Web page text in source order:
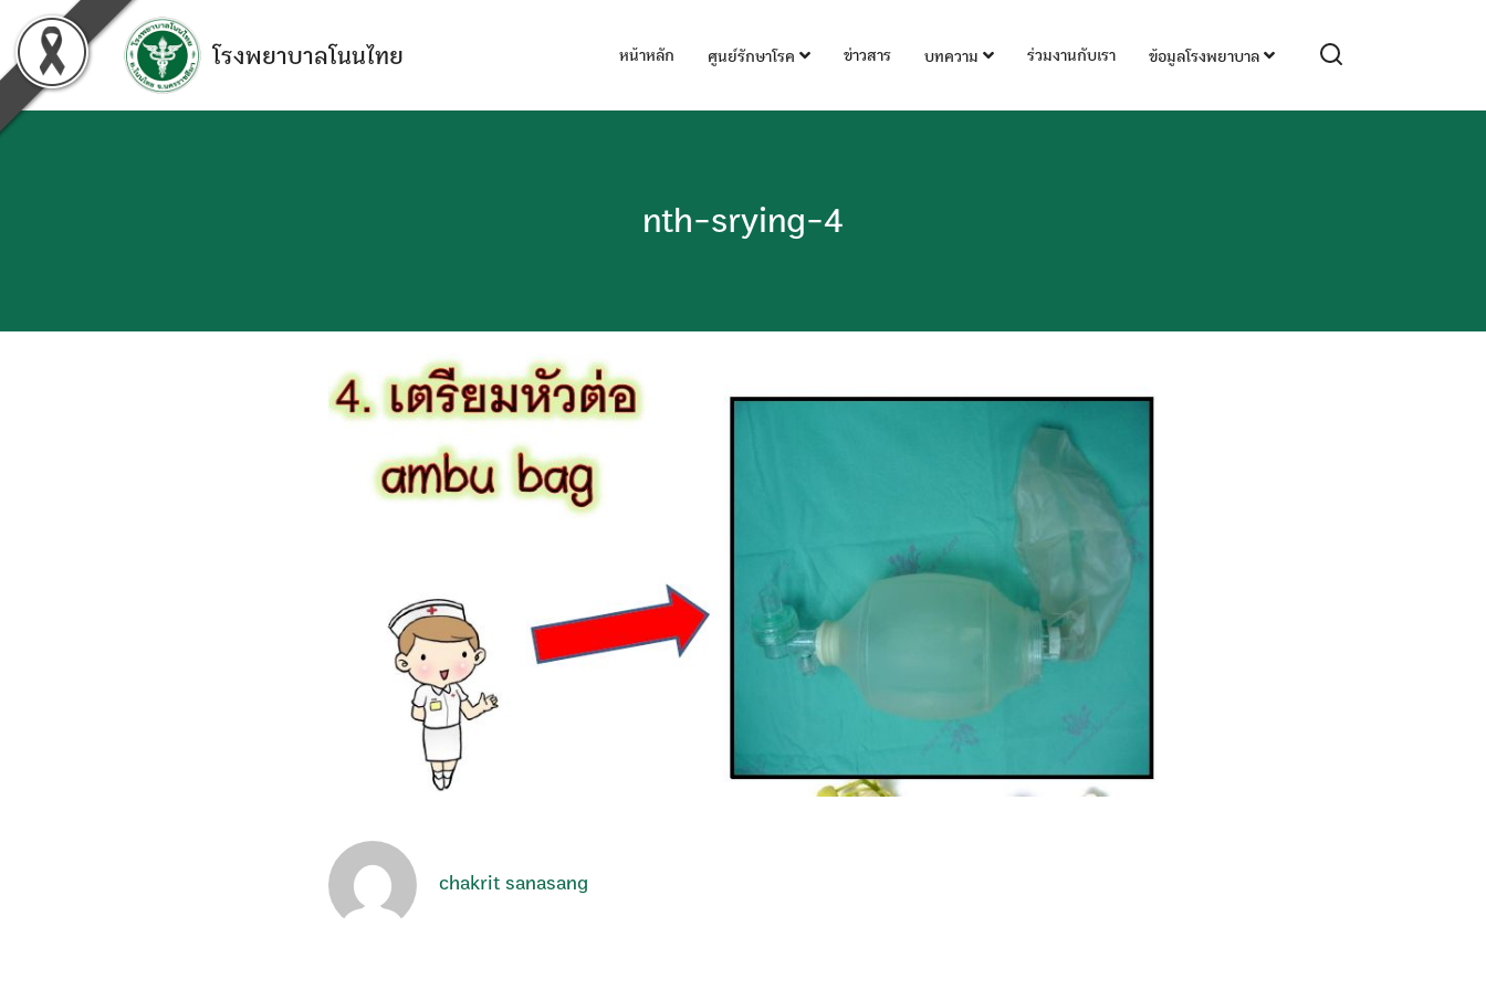
content
โรงพยาบาลโนนไทย หน้าหลัก ศูนย์รักษาโรค ข่าวสาร บทความ ร่วมงานกับเรา ข้อมูลโรงพยาบาล
nth-srying-4
chakrit sanasang